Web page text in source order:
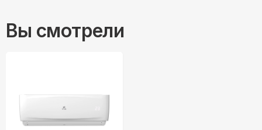
Вы смотрели